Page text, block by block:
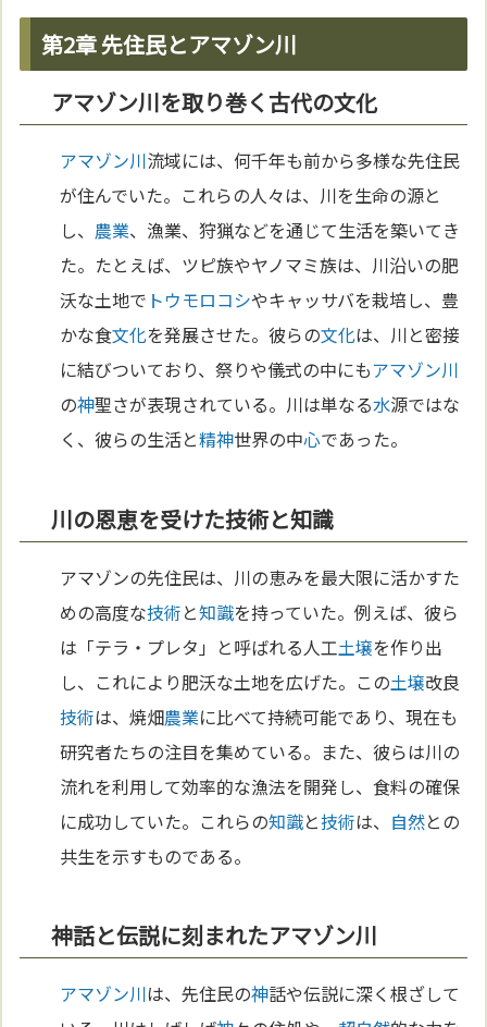
第2章 先住民とアマゾン川
アマゾン川を取り巻く古代の文化
アマゾン川流域には、何千年も前から多様な先住民
が住んでいた。これらの人々は、川を生命の源と
し、 農業、漁業、狩猟などを通じて生活を築いてき
た。たとえば、ツピ族やヤノマミ族は、川沿いの肥
沃な土地で トウモロコシやキャッサバを栽培し、豊
かな食文化を発展させた。彼らの文化は、川と密接
に結びついており、祭りや儀式の中にもアマゾン川
の神聖さが表現されている。川は単なる水源ではな
く、彼らの生活と精神世界の中心であった。
川の恩恵を受けた技術と知識
アマゾンの先住民は、川の恵みを最大限に活かすた
めの高度な技術と知識を持っていた。例えば、彼ら
は「テラ・プレタ」と呼ばれる人工土壌を作り出
し、これにより肥沃な土地を広げた。この土壌改良
技術は、焼畑農業に比べて持続可能であり、現在も
研究者たちの注目を集めている。また、彼らは川の
流れを利用して効率的な漁法を開発し、食料の確保
に成功していた。これらの知識と技術は、 自然との
共生を示すものである。
神話と伝説に刻まれたアマゾン川
アマゾン川は、先住民の神話や伝説に深く根ざして